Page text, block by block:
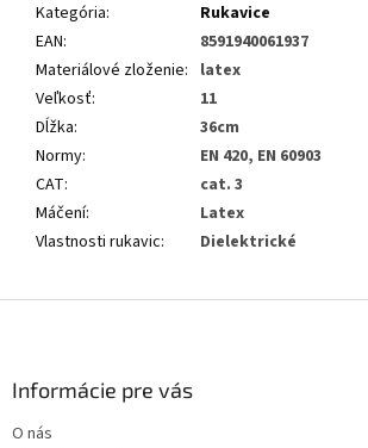
Kategória:
Rukavice
EAN:
8591940061937
Materiálové zloženie: latex
Veľkosť:
11
Dĺžka:
36cm
Normy:
EN 420, EN 60903
CAT:
cat. 3
Máčení:
Latex
Vlastnosti rukavic: Dielektrické
Informácie pre vás
O nás